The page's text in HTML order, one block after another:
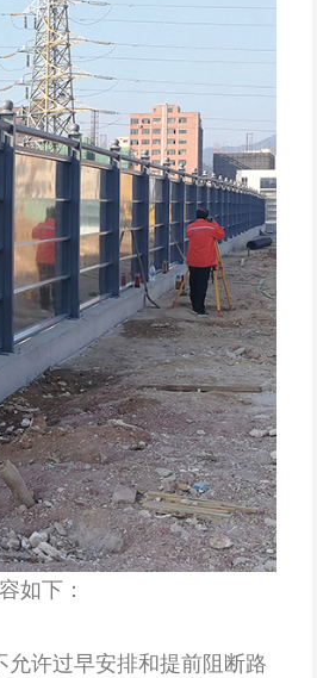
如下：
许过早安排和提前阻断路